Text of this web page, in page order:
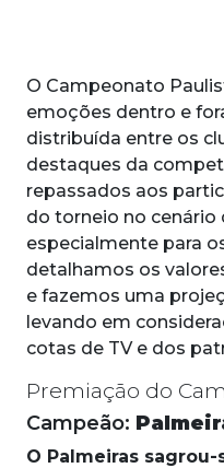
O Campeonato
emoções dentro e
distribuída entre os
destaques da
repassados aos
do torneio no cenário
especialmente para
detalhamos os
e fazemos uma
levando em
cotas de TV e dos
Premiação do
Campeão:
O Palmeiras